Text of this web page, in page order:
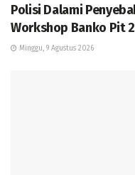
Polisi Dalami
Workshop Banko Pit
Minggu, 9 Agustus 2026